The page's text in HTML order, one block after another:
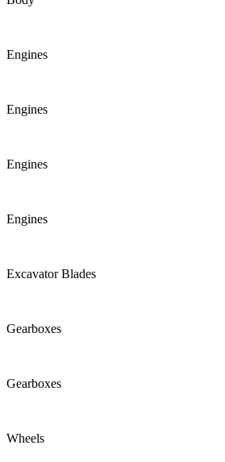
Engines
Engines
Engines
Engines
Excavator Blades
Gearboxes
Gearboxes
Wheels